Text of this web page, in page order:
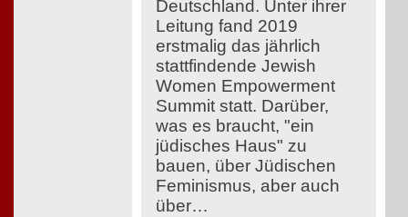
Deutschland. Unter ihrer
Leitung fand 2019
erstmalig das jährlich
stattfindende Jewish
Women Empowerment
Summit statt. Darüber,
was es braucht, "ein
jüdisches Haus" zu
bauen, über Jüdischen
Feminismus, aber auch
über…